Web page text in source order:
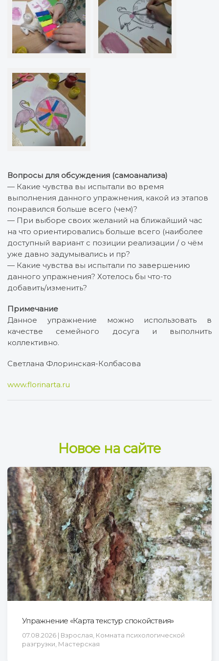
Вопросы для обсуждения (самоанализа)
— Какие чувства вы испытали во время
выполнения данного упражнения, какой из этапов
понравился больше всего (чем)?
— При выборе своих желаний на ближайший час
на что ориентировались больше всего (наиболее
доступный вариант с позиции реализации / о чём
уже давно задумывались и пр?
— Какие чувства вы испытали по завершению
данного упражнения? Хотелось бы что-то
добавить/изменить?
Примечание
Данное упражнение можно использовать в
качестве семейного досуга и выполнить
коллективно.
Светлана Флоринская-Колбасова
www.florinarta.ru
Новое на сайте
Упражнение «Карта текстур спокойствия»
07.08.2026 | Взрослая, Комната психологической
разгрузки, Мастерская